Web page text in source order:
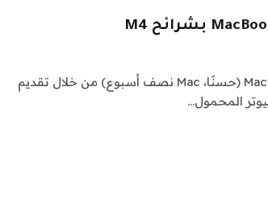
اختتمت شركة Apple يوم الأربعاء Macweek (حسنًا، Mac نصف أسبوع) من خلال تقديم